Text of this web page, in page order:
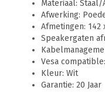
Materiaal: Staal/
Afwerking:
Afmetingen: 142
Speakergaten
Vesa
Kleur: Wit
Garantie: 20 Jaar